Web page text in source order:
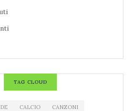
TAG CLOUD
CALCIO CANZONI